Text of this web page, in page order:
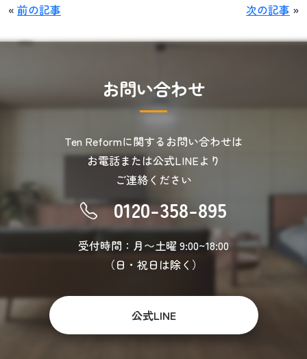
« 前の記事 次の記事 »
お問い合わせ
Ten Reformに関するお問い合わせは
お電話または公式LINEより
ご連絡ください
0120-358-895
受付時間：月〜土曜 9:00~18:00
（日・祝日は除く）
公式LINE